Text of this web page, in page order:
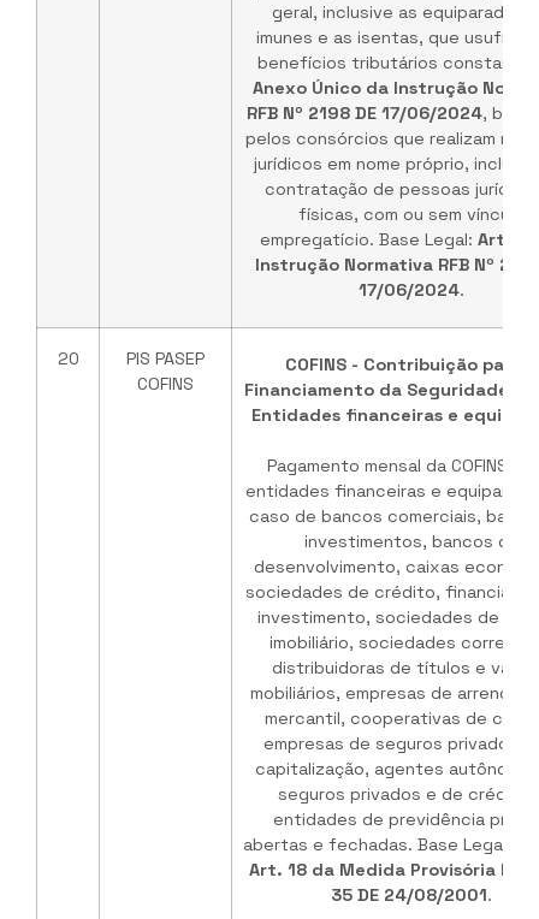
geral, inclusive as equiparadas,
imunes e as isentas, que
benefícios tributários
Anexo Único da Instrução
RFB Nº 2198 DE 17/06/2024, bem
pelos consórcios que realizam
jurídicos em nome próprio,
contratação de pessoas
físicas, com ou sem vínculo
empregatício. Base Legal: Art.
Instrução Normativa RFB Nº
17/06/2024.
20
PIS PASEP
COFINS
COFINS - Contribuição para o
Financiamento da Seguridade
Entidades financeiras e
Pagamento mensal da COFINS
entidades financeiras e
caso de bancos comerciais,
investimentos, bancos de
desenvolvimento, caixas
sociedades de crédito,
investimento, sociedades de
imobiliário, sociedades
distribuidoras de títulos e
mobiliários, empresas de
mercantil, cooperativas de
empresas de seguros privados e
capitalização, agentes
seguros privados e de crédito
entidades de previdência
abertas e fechadas. Base Legal:
Art. 18 da Medida Provisória Nº
35 DE 24/08/2001.